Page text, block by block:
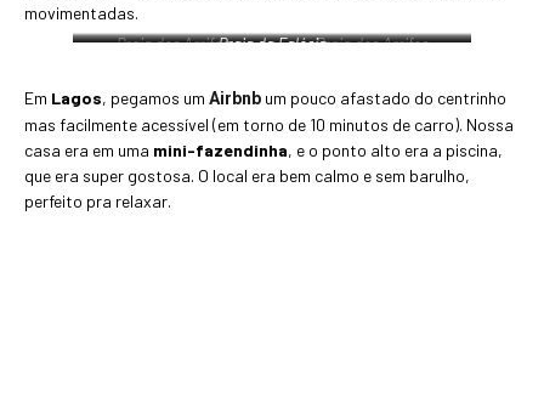
movimentadas.
Praia dos Arrifes Praia dos Arrifes
Praia da Falésia
Em Lagos, pegamos um Airbnb um pouco afastado do centrinho
mas facilmente acessível (em torno de 10 minutos de carro). Nossa
casa era em uma mini-fazendinha, e o ponto alto era a piscina,
que era super gostosa. O local era bem calmo e sem barulho,
perfeito pra relaxar.